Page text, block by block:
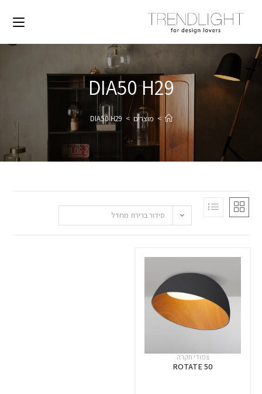
DIA50 H29
> מוצרים >
DIA50 H29
סידור ברירת מחדל
צמודי תקרה
ROTATE 50